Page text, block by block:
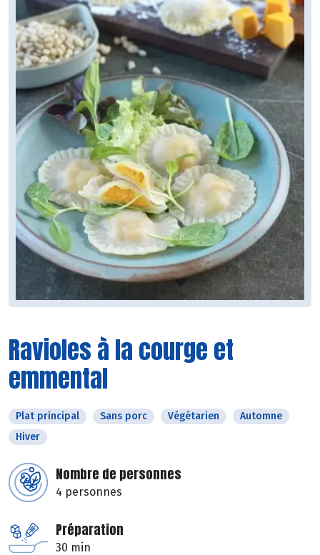
Ravioles à la courge et
emmental
Plat principal Sans porc Végétarien
Automne
Hiver
Nombre de personnes
4 personnes
Préparation
30 min